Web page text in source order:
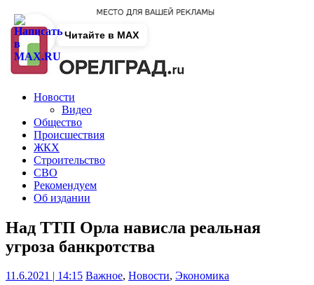
Новости
Видео
Общество
Происшествия
ЖКХ
Строительство
СВО
Рекомендуем
Об издании
Над ТТП Орла нависла реальная
угроза банкротства
11.6.2021 | 14:15 Важное, Новости, Экономика
Читайте в MAX